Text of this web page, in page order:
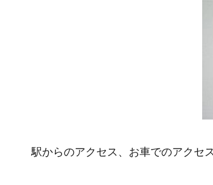
駅からのアクセス、お車でのアクセ